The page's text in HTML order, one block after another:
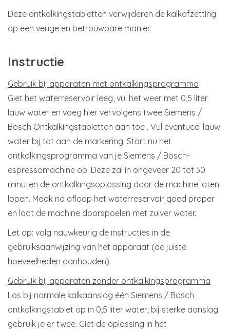
Deze ontkalkingstabletten verwijderen de kalkafzetting
op een veilige en betrouwbare manier.
Instructie
Gebruik bij apparaten met ontkalkingsprogramma
Giet het waterreservoir leeg, vul het weer met 0,5 liter
lauw water en voeg hier vervolgens twee Siemens /
Bosch Ontkalkingstabletten aan toe . Vul eventueel lauw
water bij tot aan de markering. Start nu het
ontkalkingsprogramma van je Siemens / Bosch-
espressomachine op. Deze zal in ongeveer 20 tot 30
minuten de ontkalkingsoplossing door de machine laten
lopen. Maak na afloop het waterreservoir goed proper
en laat de machine doorspoelen met zuiver water.
Let op: volg nauwkeurig de instructies in de
gebruiksaanwijzing van het apparaat (de juiste
hoeveelheden aanhouden).
Gebruik bij apparaten zonder ontkalkingsprogramma
Los bij normale kalkaanslag één Siemens / Bosch
ontkalkingstablet op in 0,5 liter water; bij sterke aanslag
gebruik je er twee. Giet de oplossing in het